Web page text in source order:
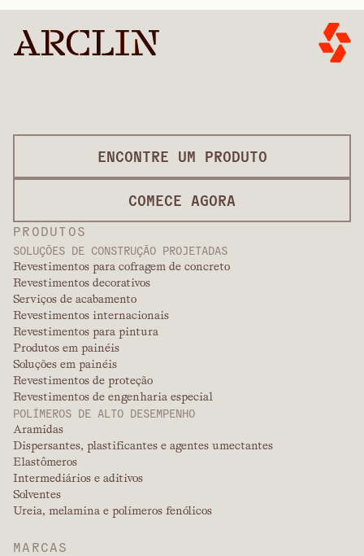
PRODUTOS
SOLUÇÕES DE CONSTRUÇÃO PROJETADAS
Revestimentos para cofragem de concreto
Revestimentos decorativos
Serviços de acabamento
Revestimentos internacionais
Revestimentos para pintura
Produtos em painéis
Soluções em painéis
Revestimentos de proteção
Revestimentos de engenharia especial
POLÍMEROS DE ALTO DESEMPENHO
Aramidas
Dispersantes, plastificantes e agentes umectantes
Elastômeros
Intermediários e aditivos
Solventes
Ureia, melamina e polímeros fenólicos
MARCAS
ENCONTRE UM PRODUTO
COMECE AGORA